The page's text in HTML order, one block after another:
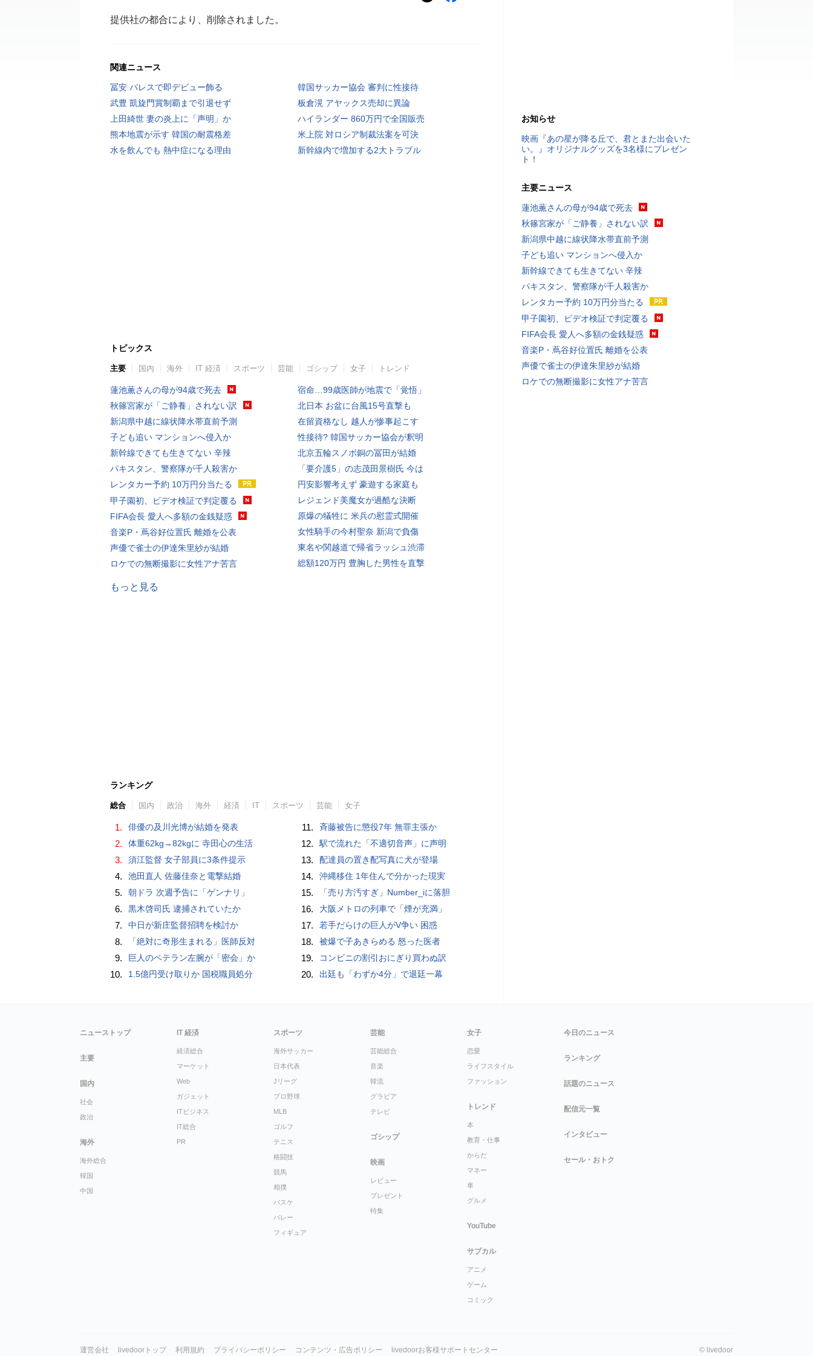
提供社の都合により、削除されました。
関連ニュース
冨安 パレスで即デビュー飾る
韓国サッカー協会 審判に性接待
武豊 凱旋門賞制覇まで引退せず
板倉滉 アヤックス売却に異論
上田綺世 妻の炎上に「声明」か
ハイランダー 860万円で全国販売
熊本地震が示す 韓国の耐震格差
米上院 対ロシア制裁法案を可決
水を飲んでも 熱中症になる理由
新幹線内で増加する2大トラブル
トピックス
主要 国内 海外 IT 経済 スポーツ 芸能 ゴシップ 女子 トレンド
蓮池薫さんの母が94歳で死去
秋篠宮家が「ご静養」されない訳
新潟県中越に線状降水帯直前予測
子ども追い マンションへ侵入か
新幹線できても生きてない 辛辣
パキスタン、警察隊が千人殺害か
レンタカー予約 10万円分当たる
甲子園初、ビデオ検証で判定覆る
FIFA会長 愛人へ多額の金銭疑惑
音楽P・蔦谷好位置氏 離婚を公表
声優で雀士の伊達朱里紗が結婚
ロケでの無断撮影に女性アナ苦言
宿命…99歳医師が地震で「覚悟」
北日本 お盆に台風15号直撃も
在留資格なし 越人が惨事起こす
性接待? 韓国サッカー協会が釈明
北京五輪スノボ銅の冨田が結婚
「要介護5」の志茂田景樹氏 今は
円安影響考えず 豪遊する家庭も
レジェンド美魔女が過酷な決断
原爆の犠牲に 米兵の慰霊式開催
女性騎手の今村聖奈 新潟で負傷
東名や関越道で帰省ラッシュ渋滞
総額120万円 豊胸した男性を直撃
もっと見る
ランキング
総合 国内 政治 海外 経済 IT スポーツ 芸能 女子
1. 俳優の及川光博が結婚を発表
2. 体重62kg→82kgに 寺田心の生活
3. 須江監督 女子部員に3条件提示
4. 池田直人 佐藤佳奈と電撃結婚
5. 朝ドラ 次週予告に「ゲンナリ」
6. 黒木啓司氏 逮捕されていたか
7. 中日が新庄監督招聘を検討か
8. 「絶対に奇形生まれる」医師反対
9. 巨人のベテラン左腕が「密会」か
10. 1.5億円受け取りか 国税職員処分
11. 斉藤被告に懲役7年 無罪主張か
12. 駅で流れた「不適切音声」に声明
13. 配達員の置き配写真に犬が登場
14. 沖縄移住 1年住んで分かった現実
15. 「売り方汚すぎ」Number_iに落胆
16. 大阪メトロの列車で「煙が充満」
17. 若手だらけの巨人がV争い 困惑
18. 被爆で子あきらめる 怒った医者
19. コンビニの割引おにぎり買わぬ訳
20. 出廷も「わずか4分」で退廷一幕
お知らせ
映画『あの星が降る丘で、君とまた出会いた
い。』オリジナルグッズを3名様にプレゼン
ト！
主要ニュース
蓮池薫さんの母が94歳で死去
秋篠宮家が「ご静養」されない訳
新潟県中越に線状降水帯直前予測
子ども追い マンションへ侵入か
新幹線できても生きてない 辛辣
パキスタン、警察隊が千人殺害か
レンタカー予約 10万円分当たる
甲子園初、ビデオ検証で判定覆る
FIFA会長 愛人へ多額の金銭疑惑
音楽P・蔦谷好位置氏 離婚を公表
声優で雀士の伊達朱里紗が結婚
ロケでの無断撮影に女性アナ苦言
ニューストップ
主要
国内
社会
政治
海外
海外総合
韓国
中国
IT 経済
経済総合
マーケット
Web
ガジェット
ITビジネス
IT総合
PR
スポーツ
海外サッカー
日本代表
Jリーグ
プロ野球
MLB
ゴルフ
テニス
格闘技
競馬
相撲
バスケ
バレー
フィギュア
芸能
芸能総合
音楽
韓流
グラビア
テレビ
ゴシップ
映画
レビュー
プレゼント
特集
女子
恋愛
ライフスタイル
ファッション
トレンド
本
教育・仕事
からだ
マネー
車
グルメ
YouTube
サブカル
アニメ
ゲーム
コミック
今日のニュース
ランキング
話題のニュース
配信元一覧
インタビュー
セール・おトク
運営会社 livedoorトップ 利用規約 プライバシーポリシー コンテンツ・広告ポリシー livedoorお客様サポートセンター © livedoor